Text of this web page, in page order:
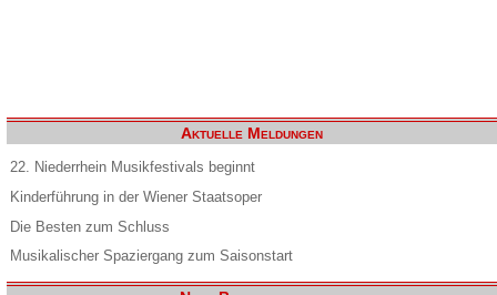
Aktuelle Meldungen
22. Niederrhein Musikfestivals beginnt
Kinderführung in der Wiener Staatsoper
Die Besten zum Schluss
Musikalischer Spaziergang zum Saisonstart